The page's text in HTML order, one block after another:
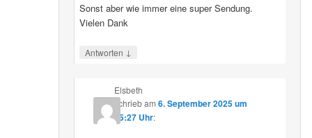
Sonst aber wie immer eine super Sendung.
Vielen Dank
Antworten ↓
Elsbeth
schriebam 6. September 2025 um
15:27 Uhr: